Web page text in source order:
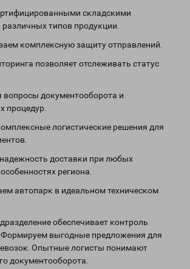
складскими
типов продукции.
комплексную защиту отправлений.
позволяет отслеживать статус
вопросы документооборота и
процедур.
логистические решения для
доставки при любых
региона.
автопарк в идеальном техническом
обеспечивает контроль
Формируем выгодные предложения для
Опытные логисты понимают
документооборота.